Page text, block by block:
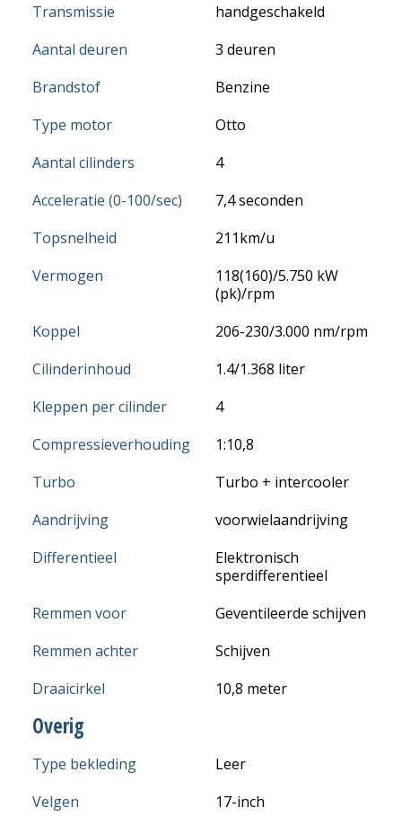
Transmissie
handgeschakeld
Aantal deuren
3 deuren
Brandstof
Benzine
Type motor
Otto
Aantal cilinders
4
Acceleratie (0-100/sec)
7,4 seconden
Topsnelheid
211km/u
Vermogen
118(160)/5.750 kW
(pk)/rpm
Koppel
206-230/3.000 nm/rpm
Cilinderinhoud
1.4/1.368 liter
Kleppen per cilinder
4
Compressieverhouding
1:10,8
Turbo
Turbo + intercooler
Aandrijving
voorwielaandrijving
Differentieel
Elektronisch
sperdifferentieel
Remmen voor
Geventileerde schijven
Remmen achter
Schijven
Draaicirkel
10,8 meter
Overig
Type bekleding
Leer
Velgen
17-inch